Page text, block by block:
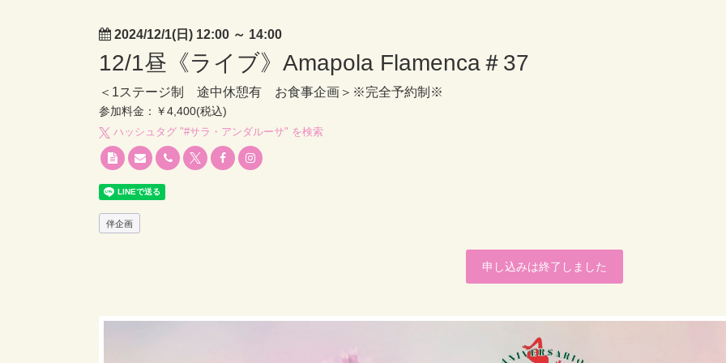
2024/12/1(日) 12:00 ～ 14:00
12/1昼《ライブ》Amapola Flamenca＃37
＜1ステージ制 途中休憩有 お食事企画＞※完全予約制※
参加料金：￥4,400(税込)
ハッシュタグ "#サラ・アンダルーサ" を検索
伴企画
申し込みは終了しました